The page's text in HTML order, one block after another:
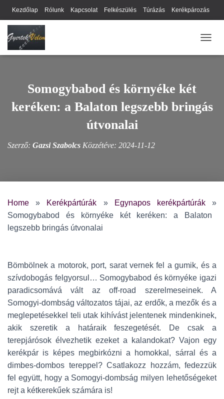
Kezdőlap Rólunk Kapcsolat Felkészülés Túrázás Kerékpározás
Webhely térkép
Somogybabod és környéke két
keréken: a Balaton legszebb bringás
útvonalai
Szerző: Gazsi Szabolcs Közzétéve: 2024-11-12
Home » Kerékpártúrák » Egynapos kerékpártúrák
»
Somogybabod és környéke két keréken: a Balaton
legszebb bringás útvonalai
Bömbölnek a motorok, port, sarat vernek fel a gumik, és a
szívdobogás felgyorsul… Somogybabod és környéke igazi
paradicsomává vált az off-road szerelmeseinek. A
Somogyi-dombság változatos tájai, az erdők, a mezők és a
meglepetésekkel teli utak kihívást jelentenek mindenkinek,
akik szeretik a határaik feszegetését. De csak a
terepjárósok élvezhetik ezeket a kalandokat? Vajon egy
kerékpár is képes megbirkózni a homokkal, sárral és a
dimbes-dombos tereppel? Csatlakozz hozzám, fedezzük
fel együtt, hogy a Somogyi-dombság milyen lehetőségeket
rejt a kétkerekűek számára is!